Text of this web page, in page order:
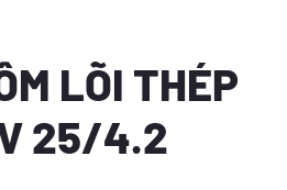
LÕI THÉP
25/4.2